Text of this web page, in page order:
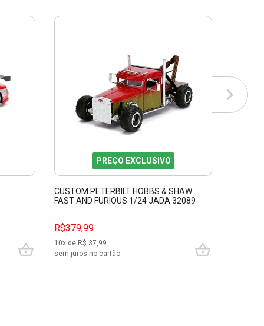
PREÇO EXCLUSIVO
CUSTOM PETERBILT HOBBS & SHAW
FAST AND FURIOUS 1/24 JADA 32089
R$379,99
10x de R$ 37,99
sem juros no cartão